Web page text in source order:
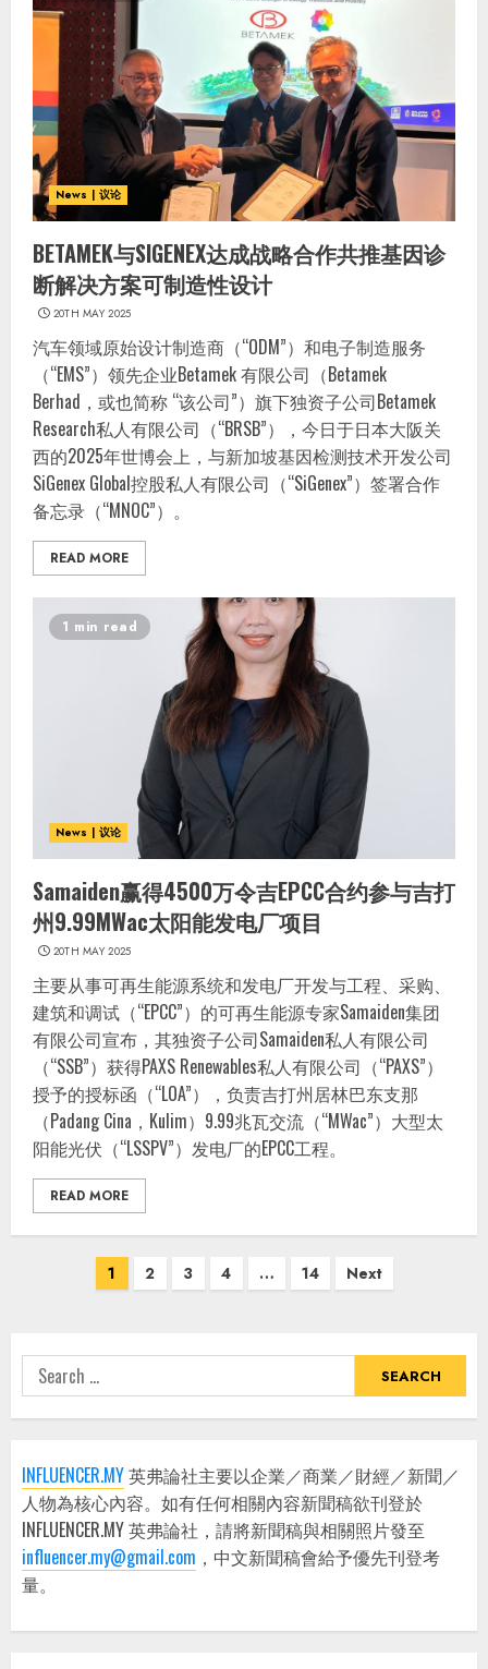
News | 议论
BETAMEK与SIGENEX达成战略合作共推基因诊
断解决方案可制造性设计
20TH MAY 2025
汽车领域原始设计制造商（“ODM”）和电子制造服务
（“EMS”）领先企业Betamek 有限公司（Betamek
Berhad，或也简称 “该公司”）旗下独资子公司Betamek
Research私人有限公司（“BRSB”），今日于日本大阪关
西的2025年世博会上，与新加坡基因检测技术开发公司
SiGenex Global控股私人有限公司（“SiGenex”）签署合作
备忘录（“MNOC”）。
READ MORE
1 min read
News | 议论
Samaiden赢得4500万令吉EPCC合约参与吉打
州9.99MWac太阳能发电厂项目
20TH MAY 2025
主要从事可再生能源系统和发电厂开发与工程、采购、
建筑和调试（“EPCC”）的可再生能源专家Samaiden集团
有限公司宣布，其独资子公司Samaiden私人有限公司
（“SSB”）获得PAXS Renewables私人有限公司（“PAXS”）
授予的授标函（“LOA”），负责吉打州居林巴东支那
（Padang Cina，Kulim）9.99兆瓦交流（“MWac”）大型太
阳能光伏（“LSSPV”）发电厂的EPCC工程。
READ MORE
1 2 3 4 … 14 Next
Search
for:
INFLUENCER.MY英弗論社主要以企業／商業／財經／新聞／
人物為核心內容。如有任何相關內容新聞稿欲刊登於
INFLUENCER.MY 英弗論社，請將新聞稿與相關照片發至
influencer.my@gmail.com ，中文新聞稿會給予優先刊登考
量。